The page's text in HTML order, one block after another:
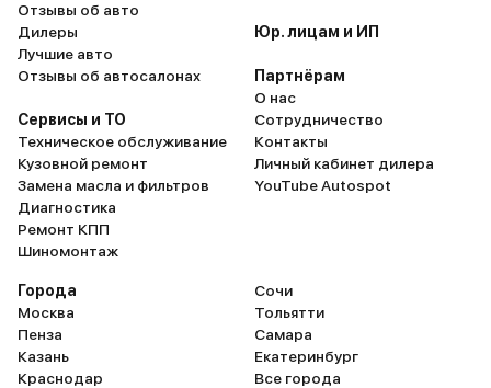
Серебристый металлик / Pearl Silver
2 715 990 ₽
2 560 990 ₽
Belgee • X70
В наличии
Серебристый металлик / Pearl Silver 2 авто
и еще 60 опций
2 797 990 ₽
2 657 990 ₽
Belgee • X70
В наличии
3 009 990 ₽
2 856 990 ₽
В наличии
Серебристый металлик / Pearl Silver
Отзывы об авто
Дилеры
Лучшие авто
Отзывы об автосалонах
Сервисы и ТО
Техническое обслуживание
Кузовной ремонт
Замена масла и фильтров
Диагностика
Ремонт КПП
Шиномонтаж
Юр. лицам и ИП
Партнёрам
О нас
Сотрудничество
Контакты
Личный кабинет дилера
YouTube Autospot
Города
Москва
Пенза
Казань
Краснодар
Сочи
Тольятти
Самара
Екатеринбург
Все города